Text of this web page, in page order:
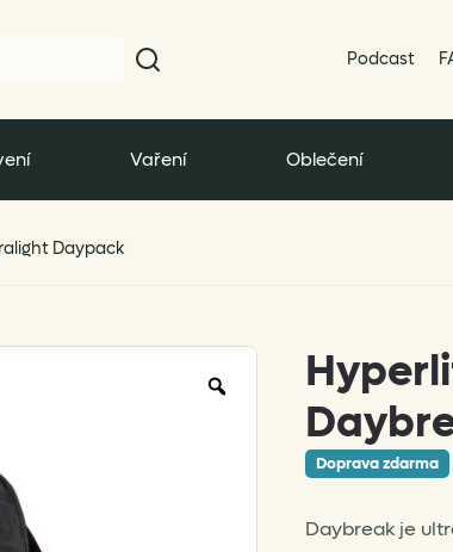
Podcast
Vaření Oblečení
Daypack
Doprava zdarma
Daybreak je